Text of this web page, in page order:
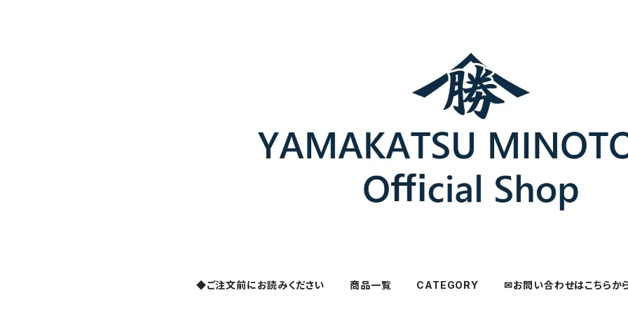
◆ご注文前にお読みください 商品一覧 CATEGORY ✉お問い合わせはこちらか